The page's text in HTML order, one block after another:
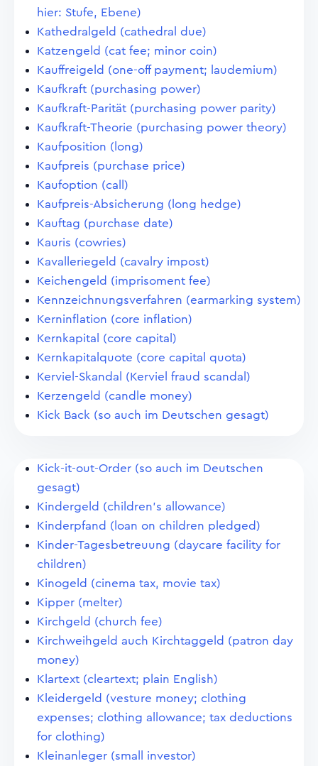
hier: Stufe, Ebene)
Kathedralgeld (cathedral due)
Katzengeld (cat fee; minor coin)
Kauffreigeld (one-off payment; laudemium)
Kaufkraft (purchasing power)
Kaufkraft-Parität (purchasing power parity)
Kaufkraft-Theorie (purchasing power theory)
Kaufposition (long)
Kaufpreis (purchase price)
Kaufoption (call)
Kaufpreis-Absicherung (long hedge)
Kauftag (purchase date)
Kauris (cowries)
Kavalleriegeld (cavalry impost)
Keichengeld (imprisoment fee)
Kennzeichnungsverfahren (earmarking system)
Kerninflation (core inflation)
Kernkapital (core capital)
Kernkapitalquote (core capital quota)
Kerviel-Skandal (Kerviel fraud scandal)
Kerzengeld (candle money)
Kick Back (so auch im Deutschen gesagt)
Kick-it-out-Order (so auch im Deutschen
gesagt)
Kindergeld (children's allowance)
Kinderpfand (loan on children pledged)
Kinder-Tagesbetreuung (daycare facility for
children)
Kinogeld (cinema tax, movie tax)
Kipper (melter)
Kirchgeld (church fee)
Kirchweihgeld auch Kirchtaggeld (patron day
money)
Klartext (cleartext; plain English)
Kleidergeld (vesture money; clothing
expenses; clothing allowance; tax deductions
for clothing)
Kleinanleger (small investor)